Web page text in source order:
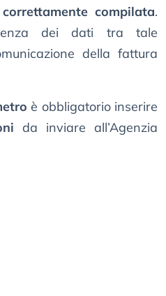
correttamente compilata.
dei dati tra tale
della fattura
è obbligatorio inserire
da inviare all’Agenzia